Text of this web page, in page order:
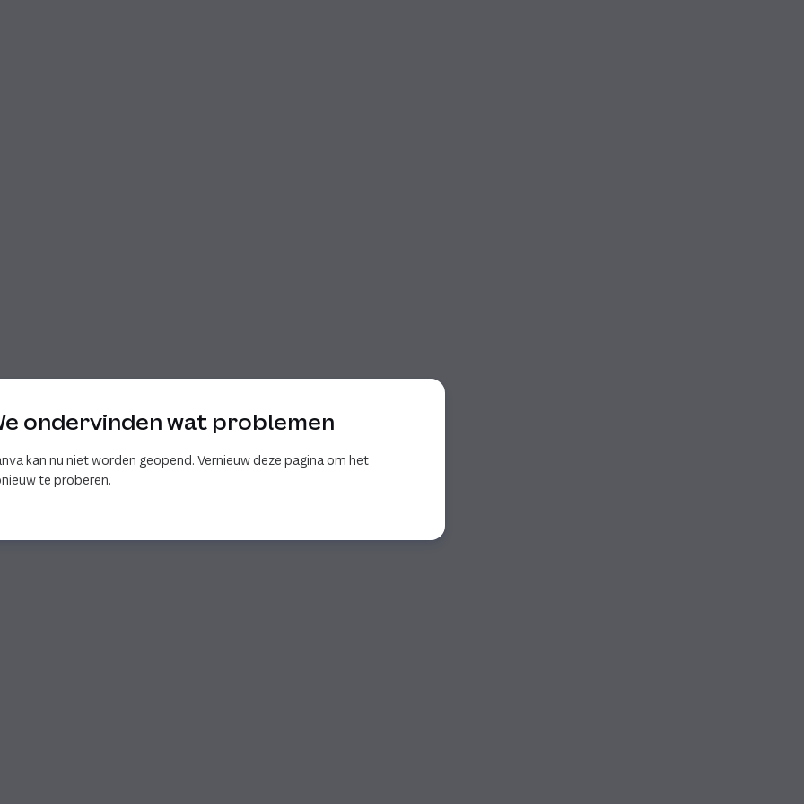
ondervinden wat problemen
kan nu niet worden geopend. Vernieuw deze pagina om het
te proberen.